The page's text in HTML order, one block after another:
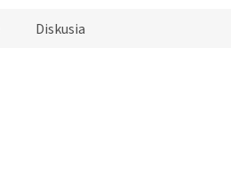
Diskusia